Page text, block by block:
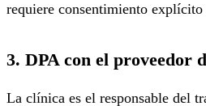
requiere consentimiento
3. DPA con el proveedor
La clínica es el responsable del